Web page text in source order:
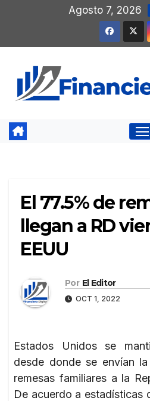
contenido
Agosto 7, 2026
El 77.5% de
llegan a RD
EEUU
Por El Editor
OCT 1, 2022
Estados Unidos se
desde donde se envían
remesas familiares a la
De acuerdo a estadísticas